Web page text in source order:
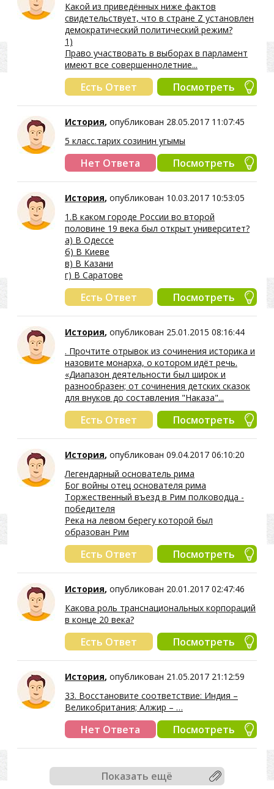
Какой из приведённых ниже фактов
свидетельствует, что в стране Z установлен
демократический политический режим?
1)
Право участвовать в выборах в парламент
имеют все совершеннолетние...
Есть Ответ Посмотреть
История, опубликован 28.05.2017 11:07:45
5 класс.тарих созинин угымы
Нет Ответа Посмотреть
История, опубликован 10.03.2017 10:53:05
1.В каком городе России во второй
половине 19 века был открыт университет?
а) В Одессе
б) В Киеве
в) В Казани
г) В Саратове
Есть Ответ Посмотреть
История, опубликован 25.01.2015 08:16:44
. Прочтите отрывок из сочинения историка и
назовите монарха, о котором идёт речь.
«Диапазон деятельности был широк и
разнообразен; от сочинения детских сказок
для внуков до составления "Наказа"...
Есть Ответ Посмотреть
История, опубликован 09.04.2017 06:10:20
Легендарный основатель рима
Бог войны отец основателя рима
Торжественный въезд в Рим полководца -
победителя
Река на левом берегу которой был
образован Рим
Есть Ответ Посмотреть
История, опубликован 20.01.2017 02:47:46
Какова роль транснациональных корпораций
в конце 20 века?
Есть Ответ Посмотреть
История, опубликован 21.05.2017 21:12:59
33. Восстановите соответствие: Индия –
Великобритания; Алжир – …
Нет Ответа Посмотреть
Показать ещё